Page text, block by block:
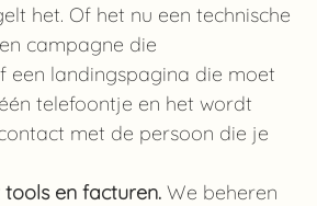
het. Of het nu een technische
campagne die
een landingspagina die moet
telefoontje en het wordt
met de persoon die je
en facturen. We beheren